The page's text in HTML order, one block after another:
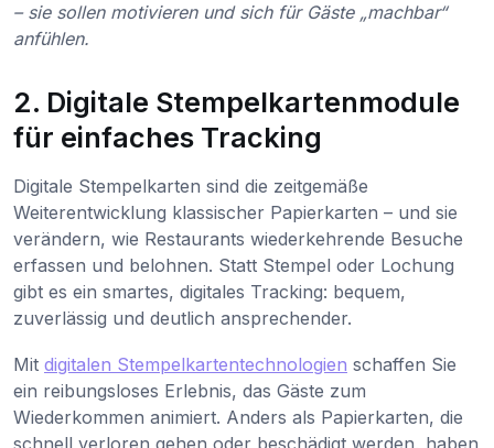
– sie sollen motivieren und sich für Gäste „machbar“
anfühlen.
2. Digitale Stempelkartenmodule
für einfaches Tracking
Digitale Stempelkarten sind die zeitgemäße
Weiterentwicklung klassischer Papierkarten – und sie
verändern, wie Restaurants wiederkehrende Besuche
erfassen und belohnen. Statt Stempel oder Lochung
gibt es ein smartes, digitales Tracking: bequem,
zuverlässig und deutlich ansprechender.
Mit digitalen Stempelkartentechnologien schaffen Sie
ein reibungsloses Erlebnis, das Gäste zum
Wiederkommen animiert. Anders als Papierkarten, die